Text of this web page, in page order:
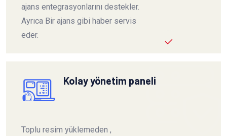
ajans entegrasyonlarını destekler.
Ayrıca Bir ajans gibi haber servis
eder.
Kolay yönetim paneli
Toplu resim yüklemeden ,